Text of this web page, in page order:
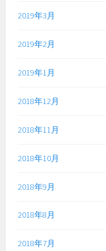
2019年3月
2019年2月
2019年1月
2018年12月
2018年11月
2018年10月
2018年9月
2018年8月
2018年7月